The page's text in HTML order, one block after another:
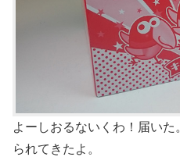
よーしおるないくわ！届い
られてきたよ。